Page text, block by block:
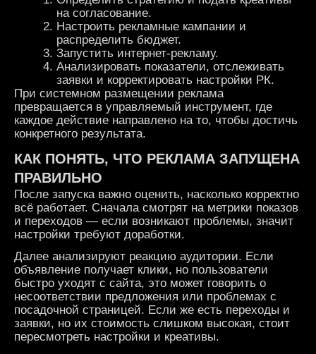
на согласование.
Настроить рекламные кампании и
распределить бюджет.
Запустить интернет-рекламу.
Анализировать показатели, отслеживать
заявки и корректировать настройки РК.
При системном размещении реклама
превращается в управляемый инструмент, где
каждое действие направлено на то, чтобы достичь
конкретного результата.
КАК ПОНЯТЬ, ЧТО РЕКЛАМА ЗАПУЩЕНА
ПРАВИЛЬНО
После запуска важно оценить, насколько корректно
всё работает. Сначала смотрят на метрики показов
и переходов — если возникают проблемы, значит
настройки требуют доработки.
Далее анализируют реакцию аудитории. Если
объявление получает клики, но пользователи
быстро уходят с сайта, это может говорить о
несоответствии предложения или проблемах с
посадочной страницей. Если же есть переходы и
заявки, но их стоимость слишком высокая, стоит
пересмотреть настройки и креативы.